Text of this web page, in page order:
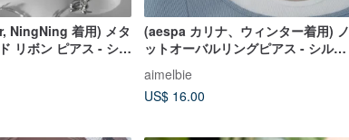
NingNing 着用) メタ
リボン ピアス - シル
(aespa カリナ、ウィンター着用) ノ
ットオーバルリングピアス - シルバ
aimelbie
US$ 16.00